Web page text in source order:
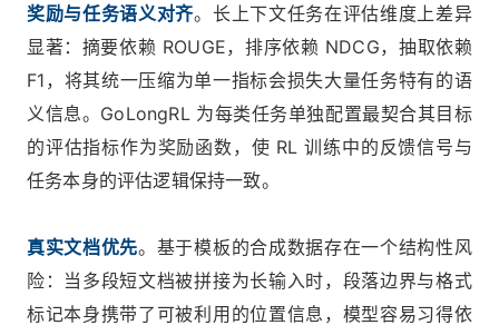
奖励与任务语义对齐。长上下文任务在评估维度上差异
显著：摘要依赖 ROUGE，排序依赖 NDCG，抽取依赖
F1，将其统一压缩为单一指标会损失大量任务特有的语
义信息。GoLongRL 为每类任务单独配置最契合其目标
的评估指标作为奖励函数，使 RL 训练中的反馈信号与
任务本身的评估逻辑保持一致。
真实文档优先。基于模板的合成数据存在一个结构性风
险：当多段短文档被拼接为长输入时，段落边界与格式
标记本身携带了可被利用的位置信息，模型容易习得依